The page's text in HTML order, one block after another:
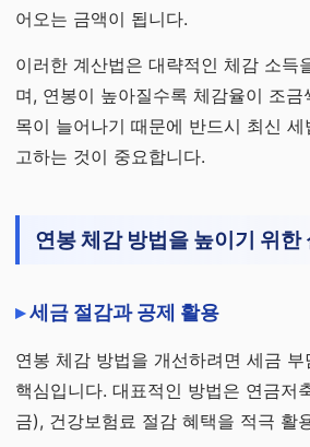
어오는 금액이 됩니다.
이러한 계산법은 대략적인 체감 소득
며, 연봉이 높아질수록 체감율이 조
목이 늘어나기 때문에 반드시 최신
고하는 것이 중요합니다.
연봉 체감 방법을 높이기 위한
세금 절감과 공제 활용
연봉 체감 방법을 개선하려면 세금
핵심입니다. 대표적인 방법은 연금저
금), 건강보험료 절감 혜택을 적극 활